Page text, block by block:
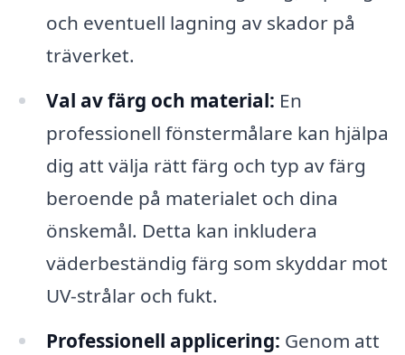
och eventuell lagning av skador på
träverket.
Val av färg och material: En
professionell fönstermålare kan hjälpa
dig att välja rätt färg och typ av färg
beroende på materialet och dina
önskemål. Detta kan inkludera
väderbeständig färg som skyddar mot
UV-strålar och fukt.
Professionell applicering: Genom att